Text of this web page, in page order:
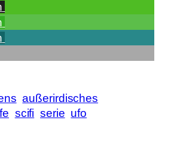
außerirdisches
scifi serie ufo